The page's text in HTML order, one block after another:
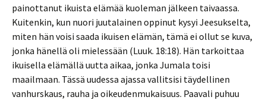
painottanut ikuista elämää kuoleman jälkeen taivaassa.
Kuitenkin, kun nuori juutalainen oppinut kysyi Jeesukselta,
miten hän voisi saada ikuisen elämän, tämä ei ollut se kuva,
jonka hänellä oli mielessään (Luuk. 18:18). Hän tarkoittaa
ikuisella elämällä uutta aikaa, jonka Jumala toisi
maailmaan. Tässä uudessa ajassa vallitsisi täydellinen
vanhurskaus, rauha ja oikeudenmukaisuus. Paavali puhuu